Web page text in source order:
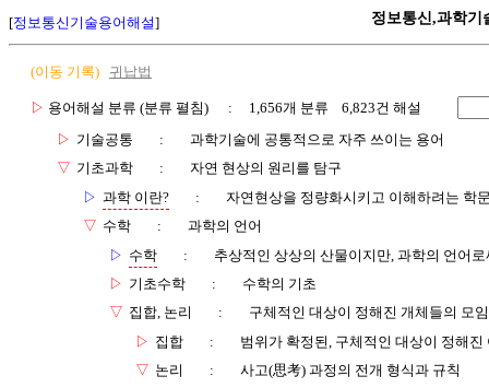
[정보통신기술용어해설] 정보통신,과학기
(이동 기록) 귀납법
▷ 용어해설 분류 (분류 펼침)
: 1,656개 분류 6,823건 해설
▷ 기술공통 :
과학기술에 공통적으로 자주 쓰이는 용어
▽ 기초과학 :
자연 현상의 원리를 탐구
▷ 과학 이란? :
자연현상을 정량화시키고 이해하려는 학
▽ 수학 :
과학의 언어
▷ 수학 :
추상적인 상상의 산물이지만, 과학의 언어
▷ 기초수학 :
수학의 기초
▽ 집합, 논리 :
구체적인 대상이 정해진 개체들의 모
▷ 집합 :
범위가 확정된, 구체적인 대상이 정해진
▽ 논리 :
사고(思考) 과정의 전개 형식과 규칙